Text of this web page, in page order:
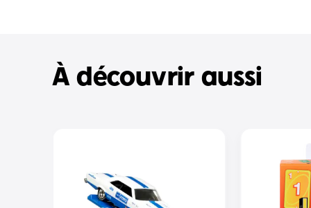
À découvrir aussi